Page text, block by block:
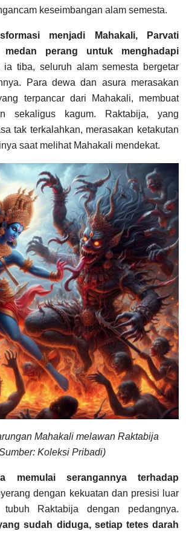
keseimbangan alam semesta.
menjadi Mahakali, Parvati
medan perang untuk menghadapi
ia tiba, seluruh alam semesta bergetar
Para dewa dan asura merasakan
terpancar dari Mahakali, membuat
sekaligus kagum. Raktabija, yang
tak terkalahkan, merasakan ketakutan
saat melihat Mahakali mendekat.
Mahakali melawan Raktabija
Koleksi Pribadi)
memulai serangannya terhadap
dengan kekuatan dan presisi luar
tubuh Raktabija dengan pedangnya.
sudah diduga, setiap tetes darah